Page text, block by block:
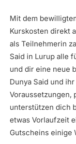
Mit dem
Kurskosten direkt
als Teilnehmerin
Said in Lurup alle
und dir eine neue
Dunya Said und
Voraussetzungen,
unterstützen dich
etwas Vorlaufzeit
Gutscheins einige